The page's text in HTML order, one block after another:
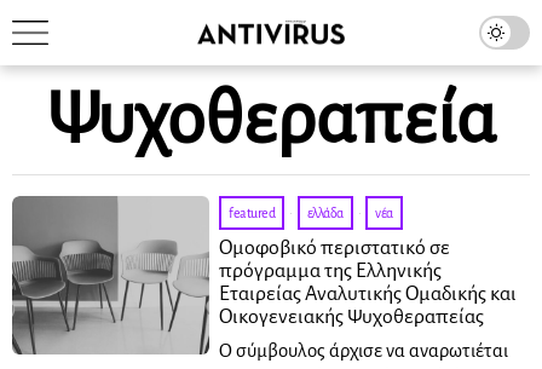
Ψυχοθεραπεία
featured · ελλάδα · νέα
Ομοφοβικό περιστατικό σε
πρόγραμμα της Ελληνικής
Εταιρείας Αναλυτικής Ομαδικής και
Οικογενειακής Ψυχοθεραπείας
O σύμβουλος άρχισε να αναρωτιέται